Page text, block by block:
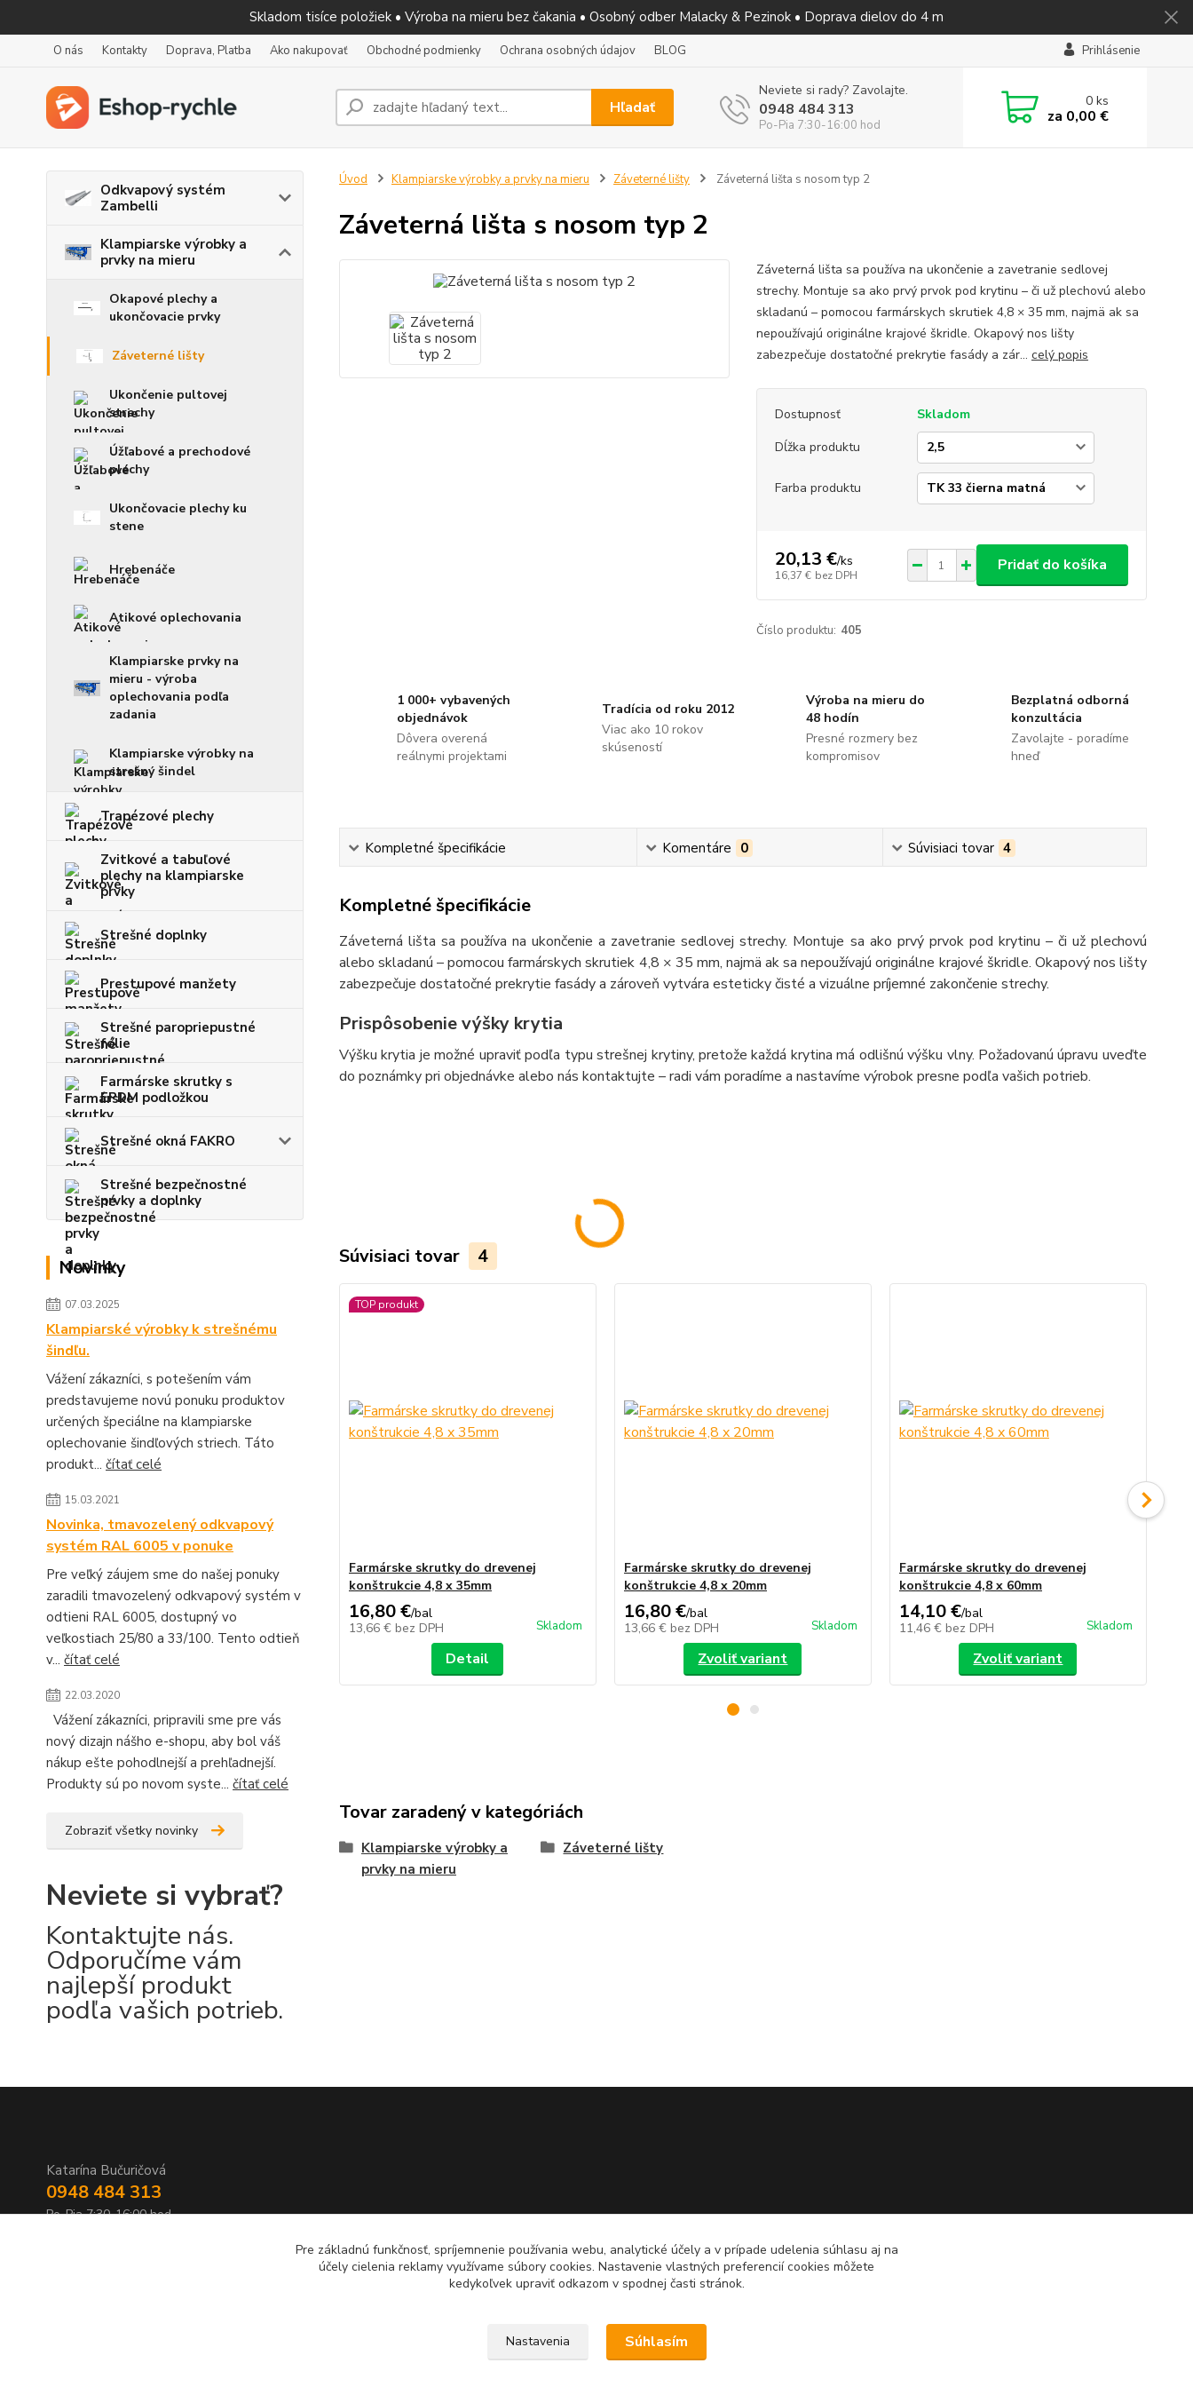
Skladom tisíce položiek • Výroba na mieru bez čakania • Osobný odber Malacky & Pezinok • Doprava dielov do 4 m
O nás Kontakty Doprava, Platba Ako nakupovať Obchodné podmienky Ochrana osobných údajov BLOG Prihlásenie
Hľadať
Neviete si rady? Zavolajte.
0948 484 313
Po-Pia 7:30-16:00 hod
0ks
za 0,00 €
Odkvapový systém
Zambelli
Klampiarske výrobky a
prvky na mieru
Okapové plechy a
ukončovacie prvky
Záveterné lišty
Ukončenie pultovej
strechy
Úžľabové a prechodové
plechy
Ukončovacie plechy ku
stene
Hrebenáče
Atikové oplechovania
Klampiarske prvky na
mieru - výroba
oplechovania podľa
zadania
Klampiarske výrobky na
strešný šindel
Trapézové plechy
Zvitkové a tabuľové
plechy na klampiarske
prvky
Strešné doplnky
Prestupové manžety
Strešné paropriepustné
fólie
Farmárske skrutky s
EPDM podložkou
Strešné okná FAKRO
Strešné bezpečnostné
prvky a doplnky
Novinky
07.03.2025
Klampiarské výrobky k strešnému
šindľu.
Vážení zákazníci, s potešením vám
predstavujeme novú ponuku produktov
určených špeciálne na klampiarske
oplechovanie šindľových striech. Táto
produkt... čítať celé
15.03.2021
Novinka, tmavozelený odkvapový
systém RAL 6005 v ponuke
Pre veľký záujem sme do našej ponuky
zaradili tmavozelený odkvapový systém v
odtieni RAL 6005, dostupný vo
veľkostiach 25/80 a 33/100. Tento odtieň
v... čítať celé
22.03.2020
Vážení zákazníci, pripravili sme pre vás
nový dizajn nášho e-shopu, aby bol váš
nákup ešte pohodlnejší a prehľadnejší.
Produkty sú po novom syste... čítať celé
Zobraziť všetky novinky
Neviete si vybrať?
Kontaktujte nás.
Odporučíme vám
najlepší produkt
podľa vašich potrieb.
Úvod Klampiarske výrobky a prvky na mieru Záveterné lišty Záveterná lišta s nosom typ 2
Záveterná lišta s nosom typ 2
Záveterná lišta sa používa na ukončenie a zavetranie sedlovej
strechy. Montuje sa ako prvý prvok pod krytinu – či už plechovú alebo
skladanú – pomocou farmárskych skrutiek 4,8 × 35 mm, najmä ak sa
nepoužívajú originálne krajové škridle. Okapový nos lišty
zabezpečuje dostatočné prekrytie fasády a zár... celý popis
Dostupnosť
Skladom
Dĺžka produktu
Farba produktu
20,13 €/ks
16,37 € bez DPH
Pridať do košíka
Číslo produktu: 405
1 000+ vybavených
objednávok
Dôvera overená
reálnymi projektami
Tradícia od roku 2012
Viac ako 10 rokov
skúseností
Výroba na mieru do
48 hodín
Presné rozmery bez
kompromisov
Bezplatná odborná
konzultácia
Zavolajte - poradíme
hneď
Kompletné špecifikácie Komentáre 0 Súvisiaci tovar 4
Kompletné špecifikácie
Záveterná lišta sa používa na ukončenie a zavetranie sedlovej strechy. Montuje sa ako prvý prvok pod krytinu – či už plechovú
alebo skladanú – pomocou farmárskych skrutiek 4,8 × 35 mm, najmä ak sa nepoužívajú originálne krajové škridle. Okapový nos lišty
zabezpečuje dostatočné prekrytie fasády a zároveň vytvára esteticky čisté a vizuálne príjemné zakončenie strechy.
Prispôsobenie výšky krytia
Výšku krytia je možné upraviť podľa typu strešnej krytiny, pretože každá krytina má odlišnú výšku vlny. Požadovanú úpravu uveďte
do poznámky pri objednávke alebo nás kontaktujte – radi vám poradíme a nastavíme výrobok presne podľa vašich potrieb.
Súvisiaci tovar 4
TOP produkt
Farmárske skrutky do drevenej
konštrukcie 4,8 x 35mm
16,80 €/bal
13,66 € bez DPH Skladom
Detail
Farmárske skrutky do drevenej
konštrukcie 4,8 x 20mm
16,80 €/bal
13,66 € bez DPH Skladom
Zvoliť variant
Farmárske skrutky do drevenej
konštrukcie 4,8 x 60mm
14,10 €/bal
11,46 € bez DPH Skladom
Zvoliť variant
Tovar zaradený v kategóriách
Klampiarske výrobky a
prvky na mieru
Záveterné lišty
Katarína Bučuričová
0948 484 313
Po-Pia 7:30-16:00 hod
Pre základnú funkčnosť, spríjemnenie používania webu, analytické účely a v prípade udelenia súhlasu aj na
účely cielenia reklamy využívame súbory cookies. Nastavenie vlastných preferencií cookies môžete
kedykoľvek upraviť odkazom v spodnej časti stránok.
Nastavenia Súhlasím